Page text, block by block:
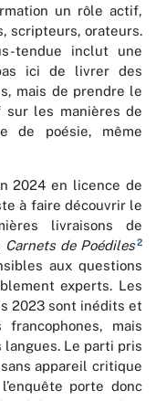
un rôle actif,
scripteurs, orateurs.
tendue inclut une
ici de livrer des
mais de prendre le
sur les manières de
de poésie, même
2024 en licence de
à faire découvrir le
livraisons de
Carnets de Poédiles2
aux questions
experts. Les
2023 sont inédits et
mais
langues. Le parti pris
appareil critique
porte donc